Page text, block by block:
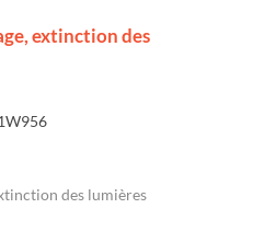
extinction des
des lumières